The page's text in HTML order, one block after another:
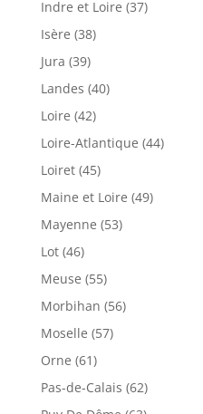
Indre et Loire (37)
Isère (38)
Jura (39)
Landes (40)
Loire (42)
Loire-Atlantique (44)
Loiret (45)
Maine et Loire (49)
Mayenne (53)
Lot (46)
Meuse (55)
Morbihan (56)
Moselle (57)
Orne (61)
Pas-de-Calais (62)